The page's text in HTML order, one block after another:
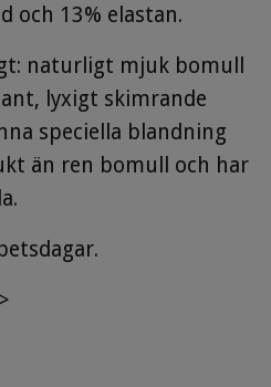
och 13% elastan.
naturligt mjuk bomull
lyxigt skimrande
speciella blandning
än ren bomull och har